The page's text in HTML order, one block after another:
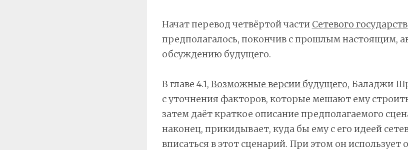
Начат перевод четвёртой части Сетевого
предполагалось, покончив с прошлым настоящим,
обсуждению будущего.
В главе 4.1, Возможные версии будущего, Баладжи
с уточнения факторов, которые мешают ему
затем даёт краткое описание предполагаемого
наконец, прикидывает, куда бы ему с его идеей
вписаться в этот сценарий. При этом он использует